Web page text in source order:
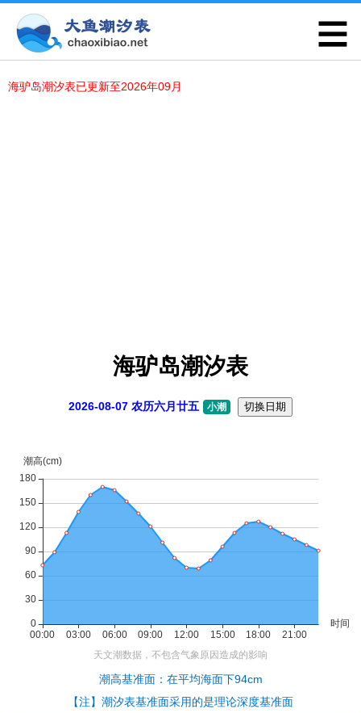
海驴岛潮汐表已更新至2026年09月
海驴岛潮汐表
2026-08-07 农历六月廿五 小潮 切换日期
潮高基准面：在平均海面下94cm
【注】潮汐表基准面采用的是理论深度基准面